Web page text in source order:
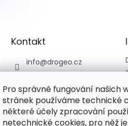
Pro správné fungování našich
stránek používáme technické
některé účely zpracování
netechnické cookies, pro něž
Kontakt
info@drogeo.cz
+420 607 058 258 (v
pracovní dny 08:00-1
6:00)